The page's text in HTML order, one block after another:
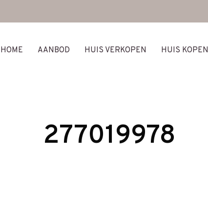
HOME AANBOD HUIS VERKOPEN HUIS KOPEN
277019978